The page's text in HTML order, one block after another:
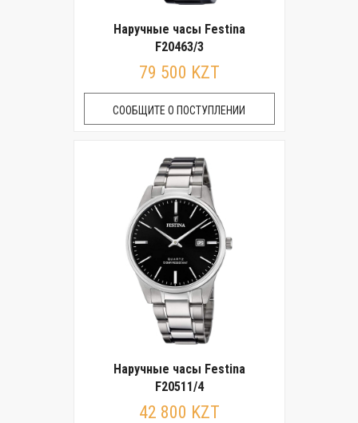
Наручные часы Festina
F20463/3
79 500 KZT
СООБЩИТЕ О ПОСТУПЛЕНИИ
Наручные часы Festina
F20511/4
42 800 KZT